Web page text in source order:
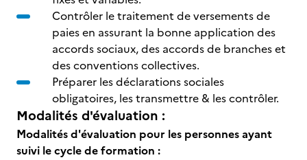
Contrôler le traitement de versements de
paies en assurant la bonne application des
accords sociaux, des accords de branches et
des conventions collectives.
Préparer les déclarations sociales
obligatoires, les transmettre & les contrôler.
Modalités d'évaluation :
Modalités d'évaluation pour les personnes ayant
suivi le cycle de formation :